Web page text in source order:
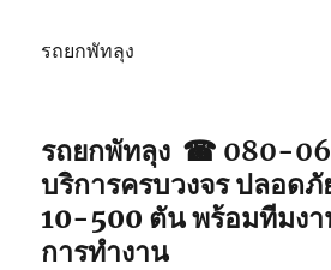
รถยกพัทลุง
รถยกพัทลุง ☎ 080-
บริการครบวงจร ปลอด
10-500 ตัน พร้อมทีมง
การทำงาน